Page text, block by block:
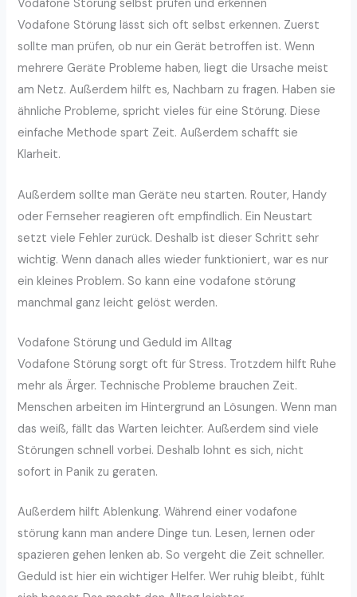
Vodafone Störung selbst prüfen und erkennen
Vodafone Störung lässt sich oft selbst erkennen. Zuerst
sollte man prüfen, ob nur ein Gerät betroffen ist. Wenn
mehrere Geräte Probleme haben, liegt die Ursache meist
am Netz. Außerdem hilft es, Nachbarn zu fragen. Haben sie
ähnliche Probleme, spricht vieles für eine Störung. Diese
einfache Methode spart Zeit. Außerdem schafft sie
Klarheit.
Außerdem sollte man Geräte neu starten. Router, Handy
oder Fernseher reagieren oft empfindlich. Ein Neustart
setzt viele Fehler zurück. Deshalb ist dieser Schritt sehr
wichtig. Wenn danach alles wieder funktioniert, war es nur
ein kleines Problem. So kann eine vodafone störung
manchmal ganz leicht gelöst werden.
Vodafone Störung und Geduld im Alltag
Vodafone Störung sorgt oft für Stress. Trotzdem hilft Ruhe
mehr als Ärger. Technische Probleme brauchen Zeit.
Menschen arbeiten im Hintergrund an Lösungen. Wenn man
das weiß, fällt das Warten leichter. Außerdem sind viele
Störungen schnell vorbei. Deshalb lohnt es sich, nicht
sofort in Panik zu geraten.
Außerdem hilft Ablenkung. Während einer vodafone
störung kann man andere Dinge tun. Lesen, lernen oder
spazieren gehen lenken ab. So vergeht die Zeit schneller.
Geduld ist hier ein wichtiger Helfer. Wer ruhig bleibt, fühlt